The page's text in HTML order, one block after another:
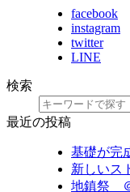
facebook
instagram
twitter
LINE
検索
最近の投稿
基礎が完
新しいス
地鎮祭